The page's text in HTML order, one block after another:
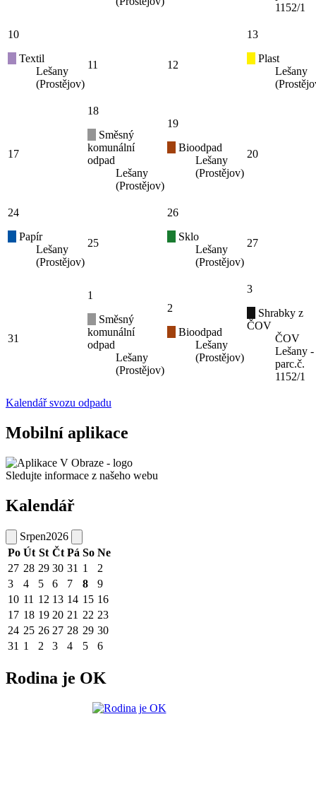
1152/1
10
Textil
Lešany
(Prostějov)
11 12
13
Plast
Lešany
17
18
Směsný
komunální
odpad
Lešany
(Prostějov)
19
Bioodpad
Lešany
(Prostějov)
20
24
Papír
Lešany
(Prostějov)
25
26
Sklo
Lešany
(Prostějov)
27
31
1
Směsný
komunální
odpad
Lešany
(Prostějov)
2
Bioodpad
Lešany
(Prostějov)
3
Shrabky z
ČOV
ČOV
Lešany -
parc.č.
1152/1
Kalendář svozu odpadu
Mobilní aplikace
Sledujte informace z našeho webu
Kalendář
Srpen2026
Po Út St Čt Pá So Ne
27 28 29 30 31 1
2
3
4 5 6 7 8
9
10 11 12 13 14 15 16
17 18 19 20 21 22 23
24 25 26 27 28 29 30
31 1 2 3 4 5 6
Rodina je OK